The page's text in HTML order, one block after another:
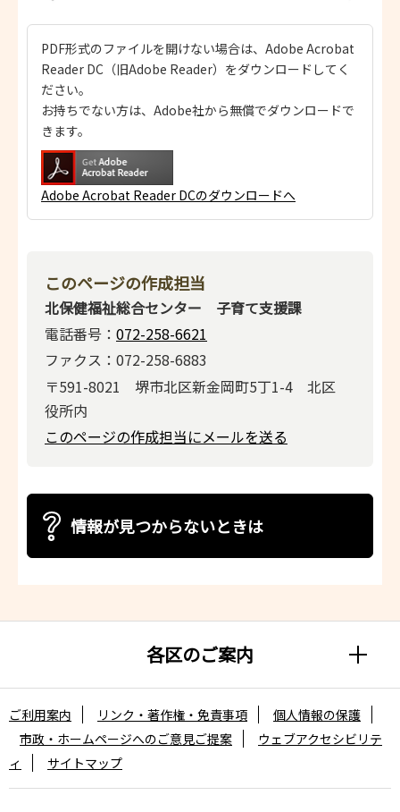
PDF形式のファイルを開けない場合は、Adobe Acrobat
Reader DC（旧Adobe Reader）をダウンロードしてく
ださい。
お持ちでない方は、Adobe社から無償でダウンロードで
きます。
Adobe Acrobat Reader DCのダウンロードへ
このページの作成担当
北保健福祉総合センター 子育て支援課
電話番号： 072-258-6621
ファクス：072-258-6883
〒591-8021 堺市北区新金岡町5丁1-4 北区
役所内
このページの作成担当にメールを送る
情報が見つからないときは
各区のご案内
ご利用案内 リンク・著作権・免責事項
個人情報の保護
市政・ホームページへのご意見ご提案
ウェブアクセシビリテ
ィ
サイトマップ